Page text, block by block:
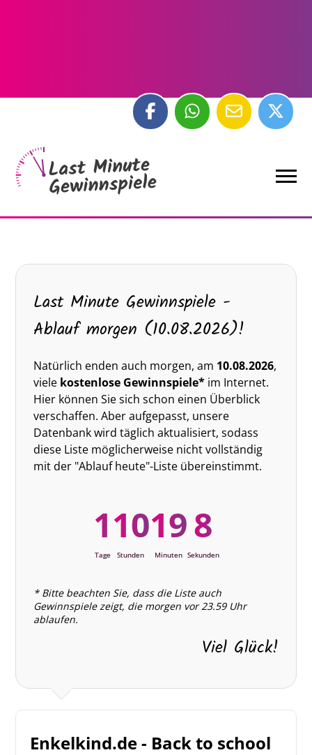
Last Minute Gewinnspiele -
Ablauf morgen (10.08.2026)!
Natürlich enden auch morgen, am 10.08.2026,
viele kostenlose Gewinnspiele* im Internet.
Hier können Sie sich schon einen Überblick
verschaffen. Aber aufgepasst, unsere
Datenbank wird täglich aktualisiert, sodass
diese Liste möglicherweise nicht vollständig
mit der "Ablauf heute"-Liste übereinstimmt.
1
Tage
10
Stunden
19
Minuten
8
Sekunden
* Bitte beachten Sie, dass die Liste auch
Gewinnspiele zeigt, die morgen vor 23.59 Uhr
ablaufen.
Viel Glück!
Enkelkind.de - Back to school